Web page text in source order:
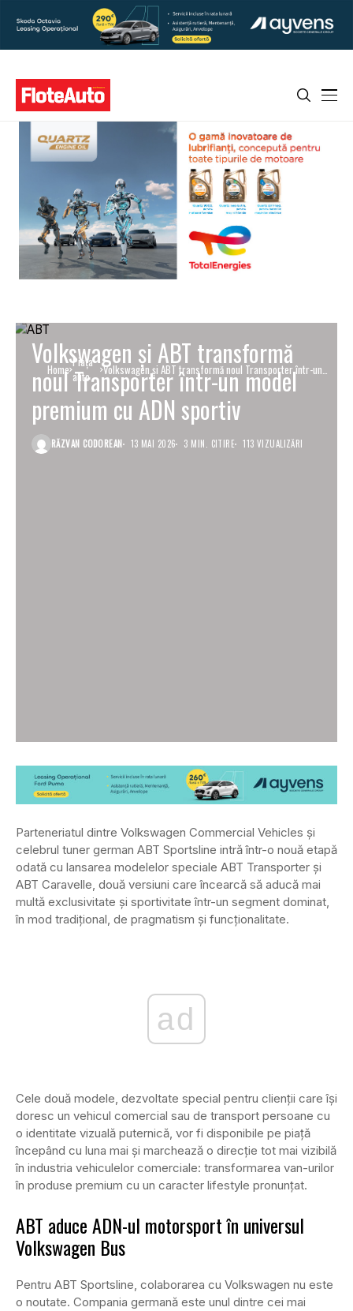
Home Piaţa
auto
Volkswagen și ABT transformă noul Transporter într-un
model premium cu ADN sportiv
Volkswagen și ABT transformă
noul Transporter într-un model
premium cu ADN sportiv
RĂZVAN CODOREAN 13 MAI 2026 3 MIN. CITIRE 113 VIZUALIZĂRI
Parteneriatul dintre Volkswagen Commercial Vehicles și
celebrul tuner german ABT Sportsline intră într-o nouă etapă
odată cu lansarea modelelor speciale ABT Transporter și
ABT Caravelle, două versiuni care încearcă să aducă mai
multă exclusivitate și sportivitate într-un segment dominat,
în mod tradițional, de pragmatism și funcționalitate.
ad
Cele două modele, dezvoltate special pentru clienții care își
doresc un vehicul comercial sau de transport persoane cu
o identitate vizuală puternică, vor fi disponibile pe piață
începând cu luna mai și marchează o direcție tot mai vizibilă
în industria vehiculelor comerciale: transformarea van-urilor
în produse premium cu un caracter lifestyle pronunțat.
ABT aduce ADN-ul motorsport în universul
Volkswagen Bus
Pentru ABT Sportsline, colaborarea cu Volkswagen nu este
o noutate. Compania germană este unul dintre cei mai